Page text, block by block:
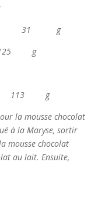
g
125 g
113 g
la mousse chocolat
à la Maryse, sortir
mousse chocolat
au lait. Ensuite,